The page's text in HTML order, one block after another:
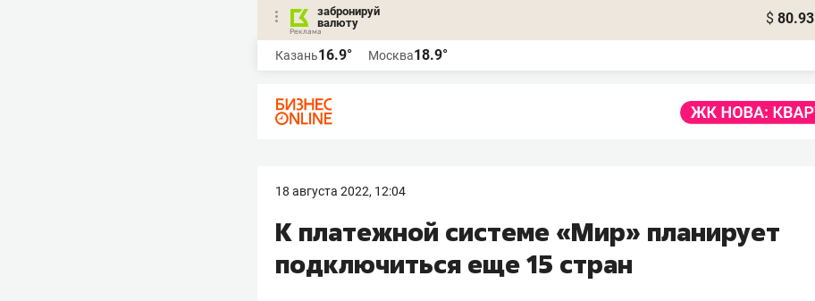
забронируй
валюту
$ 80.93
Казань16.9° Москва18.9°
18 августа 2022, 12:04
К платежной системе «Мир» планирует
подключиться еще 15 стран